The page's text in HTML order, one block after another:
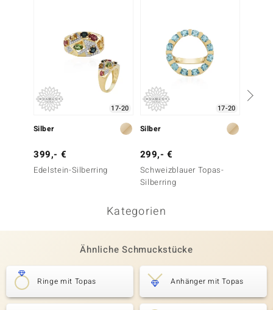
17-20
Silber
399,- €
Edelstein-Silberring
17-20
Silber
299,- €
Schweizblauer Topas-
Silberring
Kategorien
Ähnliche Schmuckstücke
Ringe mit Topas Anhänger mit Topas